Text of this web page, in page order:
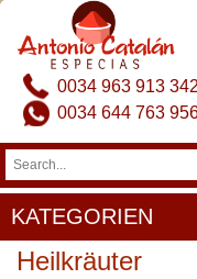
0034 963 913 342
0034 644 763
KATEGORIEN
Heilkräuter